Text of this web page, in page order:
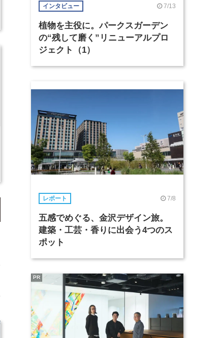
インタビュー 7/13
植物を主役に。パークスガーデン
の“残して磨く”リニューアルプロ
ジェクト（1）
レポート 7/8
五感でめぐる、金沢デザイン旅。
建築・工芸・香りに出会う4つのス
ポット
PR